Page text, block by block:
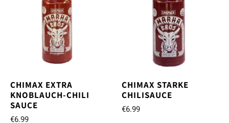
CHIMAX EXTRA
KNOBLAUCH-CHILI
SAUCE
€6.99
CHIMAX STARKE
CHILISAUCE
€6.99